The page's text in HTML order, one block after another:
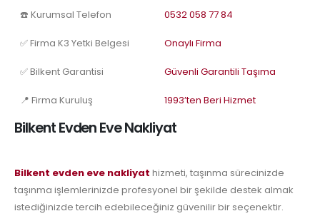
☎️ Kurumsal Telefon 0532 058 77 84
✅ Firma K3 Yetki Belgesi Onaylı Firma
✅ Bilkent Garantisi Güvenli Garantili Taşıma
📍 Firma Kuruluş 1993’ten Beri Hizmet
Bilkent Evden Eve Nakliyat
Bilkent evden eve nakliyat hizmeti, taşınma sürecinizde
taşınma işlemlerinizde profesyonel bir şekilde destek almak
istediğinizde tercih edebileceğiniz güvenilir bir seçenektir.